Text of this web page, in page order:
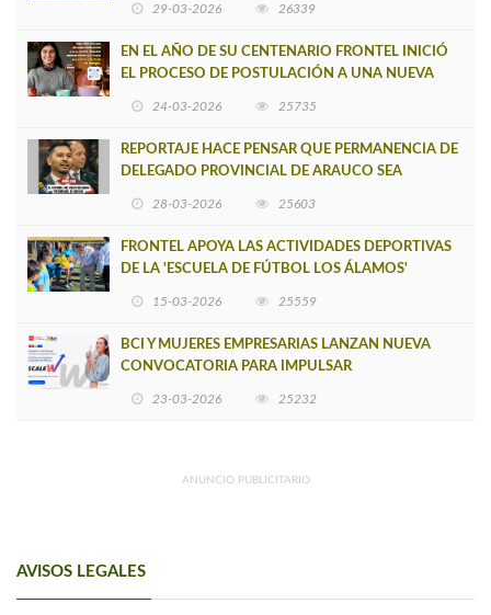
29-03-2026 26339
EN EL AÑO DE SU CENTENARIO FRONTEL INICIÓ
EL PROCESO DE POSTULACIÓN A UNA NUEVA
24-03-2026 25735
REPORTAJE HACE PENSAR QUE PERMANENCIA DE
DELEGADO PROVINCIAL DE ARAUCO SEA
28-03-2026 25603
FRONTEL APOYA LAS ACTIVIDADES DEPORTIVAS
DE LA 'ESCUELA DE FÚTBOL LOS ÁLAMOS'
15-03-2026 25559
BCI Y MUJERES EMPRESARIAS LANZAN NUEVA
CONVOCATORIA PARA IMPULSAR
23-03-2026 25232
ANUNCIO PUBLICITARIO
AVISOS LEGALES